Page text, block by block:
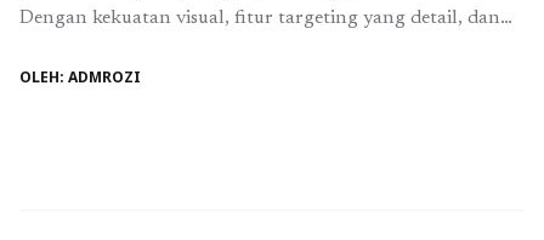
Dengan kekuatan visual, fitur targeting yang detail, dan
sebagai solusi cepat untuk meningkatkan penjualan.
OLEH: ADMROZI